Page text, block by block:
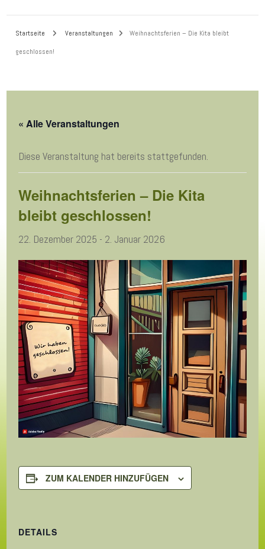
Startseite Veranstaltungen
Weihnachtsferien – Die Kita bleibt
geschlossen!
« Alle Veranstaltungen
Diese Veranstaltung hat bereits stattgefunden.
Weihnachtsferien – Die Kita
bleibt geschlossen!
22. Dezember 2025 - 2. Januar 2026
ZUM KALENDER HINZUFÜGEN
DETAILS